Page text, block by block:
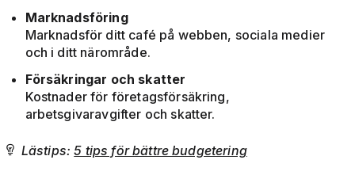
Marknadsföring
Marknadsför ditt café på webben, sociala medier
och i ditt närområde.
Försäkringar och skatter
Kostnader för företagsförsäkring,
arbetsgivaravgifter och skatter.
 Lästips:5 tips för bättre budgetering